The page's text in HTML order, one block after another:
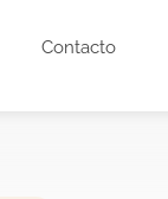
Contacto